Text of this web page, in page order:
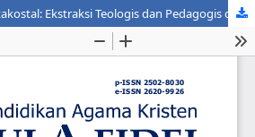
Prinsip Didaktik Pentakostal: Ekstraksi Teologis dan Pedagogis dari Paulo Freire